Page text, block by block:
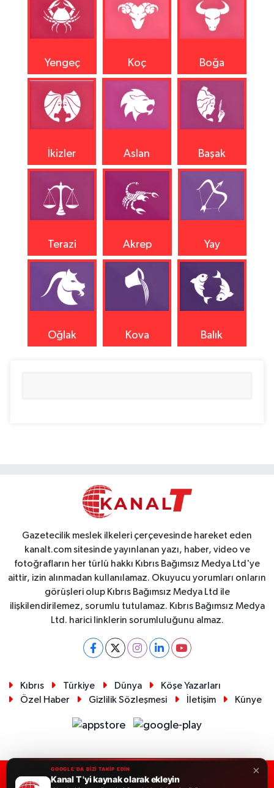
Yengeç Koç Boğa
İkizler Aslan Başak
Terazi Akrep Yay
Oğlak Kova Balık
Gazetecilik meslek ilkeleri çerçevesinde hareket eden
kanalt.com sitesinde yayınlanan yazı, haber, video ve
fotoğrafların her türlü hakkı Kıbrıs Bağımsız Medya Ltd'ye
aittir, izin alınmadan kullanılamaz. Okuyucu yorumları onların
görüşleri olup Kıbrıs Bağımsız Medya Ltd ile
ilişkilendirilemez, sorumlu tutulamaz. Kıbrıs Bağımsız Medya
Ltd. harici linklerin sorumluluğunu almaz.
Kıbrıs Türkiye Dünya
Köşe Yazarları
Özel Haber
Gizlilik Sözleşmesi İletişim Künye
RSS Copyright © 2026. Her hakkı saklıdır.
×
GOOGLE'DA BİZİ TAKİP EDİN
Kanal T 'yi kaynak olarak ekleyin